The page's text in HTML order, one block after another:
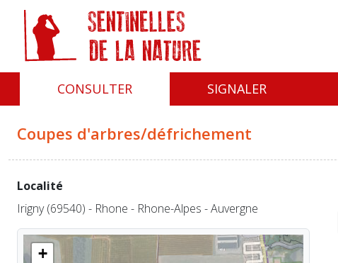
CONSULTER SIGNALER
Coupes d'arbres/défrichement
Localité
Irigny (69540) - Rhone - Rhone-Alpes - Auvergne
+
Panneau de gestion des cookies